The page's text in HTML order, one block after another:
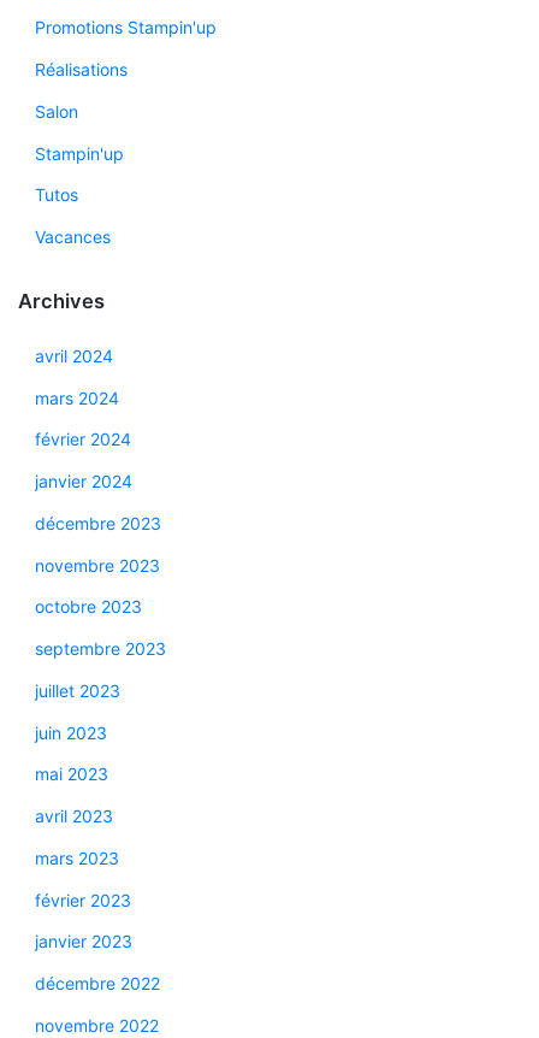
Promotions Stampin'up
Réalisations
Salon
Stampin'up
Tutos
Vacances
Archives
avril 2024
mars 2024
février 2024
janvier 2024
décembre 2023
novembre 2023
octobre 2023
septembre 2023
juillet 2023
juin 2023
mai 2023
avril 2023
mars 2023
février 2023
janvier 2023
décembre 2022
novembre 2022